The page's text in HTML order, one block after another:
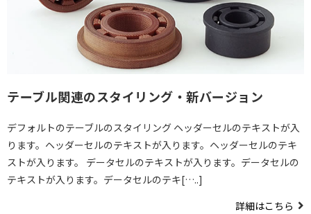
テーブル関連のスタイリング・新バージョン
デフォルトのテーブルのスタイリング ヘッダーセルのテキストが入
ります。ヘッダーセルのテキストが入ります。ヘッダーセルのテキ
ストが入ります。 データセルのテキストが入ります。データセルの
テキストが入ります。データセルのテキ[…..]
詳細はこちら